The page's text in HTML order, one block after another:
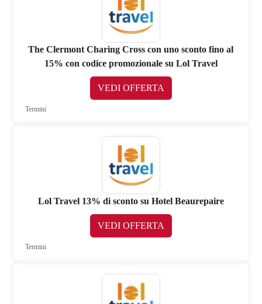
The Clermont Charing Cross con uno sconto fino al
15% con codice promozionale su Lol Travel
VEDI OFFERTA
Termini
Lol Travel 13% di sconto su Hotel Beaurepaire
VEDI OFFERTA
Termini